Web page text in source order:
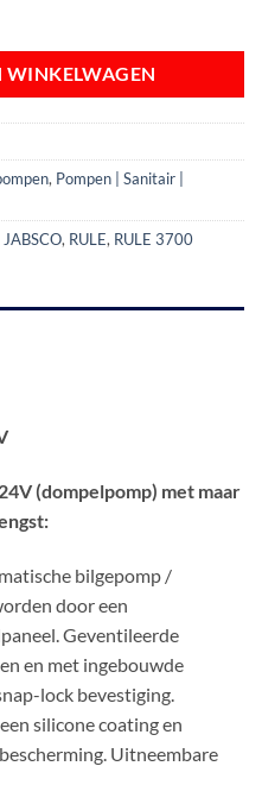
WINKELWAGEN
, Pompen | Sanitair |
JABSCO, RULE, RULE 3700
(dompelpomp) met maar
bilgepomp /
door een
Geventileerde
en met ingebouwde
lock bevestiging.
silicone coating en
Uitneembare